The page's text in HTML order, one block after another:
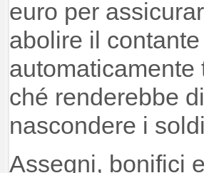
euro per
abolire il
ché renderebbe
nascondere i
Assegni, bonifici